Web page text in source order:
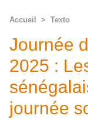
Accueil > Texto
Journée
2025 :
journée